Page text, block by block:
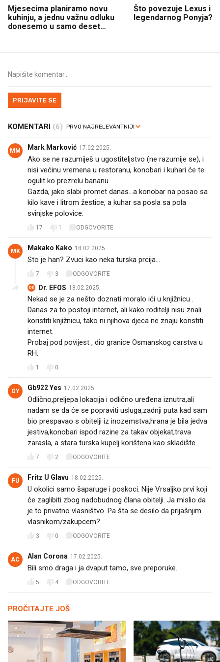
Mjesecima planiramo novu
kuhinju, a jednu važnu odluku
donesemo u samo deset
Što povezuje Lexus i
legendarnog Ponyja?
PRIJAVITE SE
KOMENTARI (6)
MM Mark Marković 17.02.2025.
Ako se ne razumiješ u ugostiteljstvo (ne razumije se), i
nisi većinu vremena u restoranu, konobari i kuhari će te
ogulit ko prezrelu bananu.
Gazda, jako slabi promet danas...a konobar na posao sa
kilo kave i litrom žestice, a kuhar sa posla sa pola
svinjske polovice.
17 1 ODGOVORITE
MK Makako Kako 18.02.2025.
Sto je han? Zvuci kao neka turska prcija...
7 3 ODGOVORITE
DE Dr. EFOS 18.02.2025.
Nekad se je za nešto doznati moralo ići u knjižnicu .
Danas za to postoji internet, ali kako roditelji nisu znali
koristiti knjižnicu, tako ni njihova djeca ne znaju koristiti
internet.
Probaj pod povijest , dio granice Osmanskog carstva u
RH.
1 0
GY Gb922 Yes 17.02.2025.
Odlično,preljepa lokacija i odlično uređena iznutra,ali
nadam se da će se popraviti usluga,zadnji puta kad sam
bio prespavao s obitelji iz inozemstva,hrana je bila jedva
jestiva,konobari ispod razine za takav objekat,trava
zarasla, a stara turska kupelj korištena kao skladište.
7 2 ODGOVORITE
FU Fritz U Glavu 18.02.2025.
U okolici samo šaparuge i poskoci. Nije Vrsaljko prvi koji
će zaglibiti zbog nadobudnog člana obitelji. Ja mislio da
je to privatno vlasništvo. Pa šta se desilo da prijašnjim
vlasnikom/zakupcem?
3 0 ODGOVORITE
AC Alan Corona 17.02.2025.
Bili smo draga i ja dvaput tamo, sve preporuke.
5 4 ODGOVORITE
PROČITAJTE JOŠ